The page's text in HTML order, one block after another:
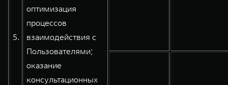
5.
оптимизация
процессов
взаимодействия с
Пользователями;
оказание
консультационных